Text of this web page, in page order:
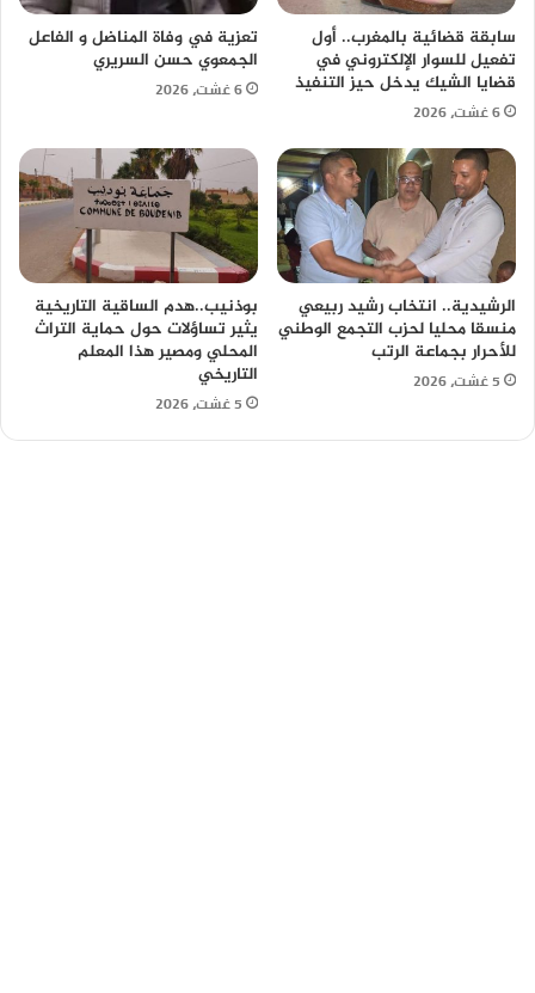
سابقة قضائية بالمغرب.. أول
تفعيل للسوار الإلكتروني في
قضايا الشيك يدخل حيز التنفيذ
6 غشت، 2026
تعزية في وفاة المناضل و الفاعل
الجمعوي حسن السريري
6 غشت، 2026
الرشيدية.. انتخاب رشيد ربيعي
منسقا محليا لحزب التجمع الوطني
للأحرار بجماعة الرتب
5 غشت، 2026
بوذنيب..هدم الساقية التاريخية
يثير تساؤلات حول حماية التراث
المحلي ومصير هذا المعلم
التاريخي
5 غشت، 2026